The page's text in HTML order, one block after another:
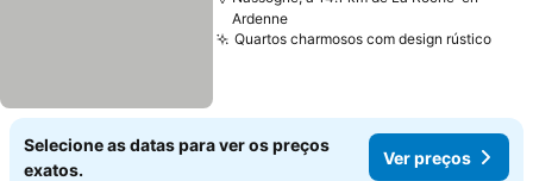
Ardenne
Quartos charmosos com design rústico
Selecione as datas para ver os preços
exatos.
Ver preços